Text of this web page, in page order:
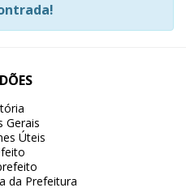
Gerais
Úteis
da Prefeitura